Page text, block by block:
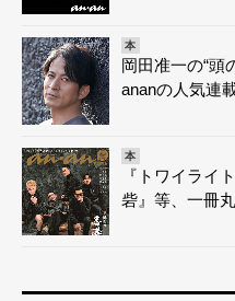
本
岡田准一の“頭
ananの人気連
本
『トワイライ
砦』等、一冊